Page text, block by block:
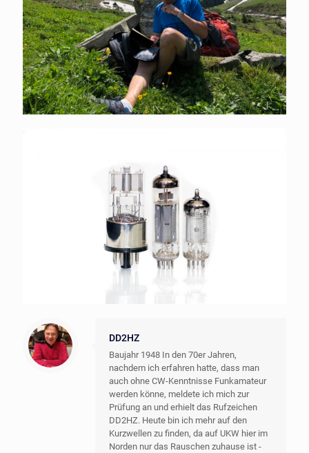
DD2HZ
Baujahr 1948 In den 70er Jahren,
nachdem ich erfahren hatte, dass man
auch ohne CW-Kenntnisse Funkamateur
werden könne, meldete ich mich zur
Prüfung an und erhielt das Rufzeichen
DD2HZ. Heute bin ich mehr auf den
Kurzwellen zu finden, da auf UKW hier im
Norden nur das Rauschen zuhause ist -